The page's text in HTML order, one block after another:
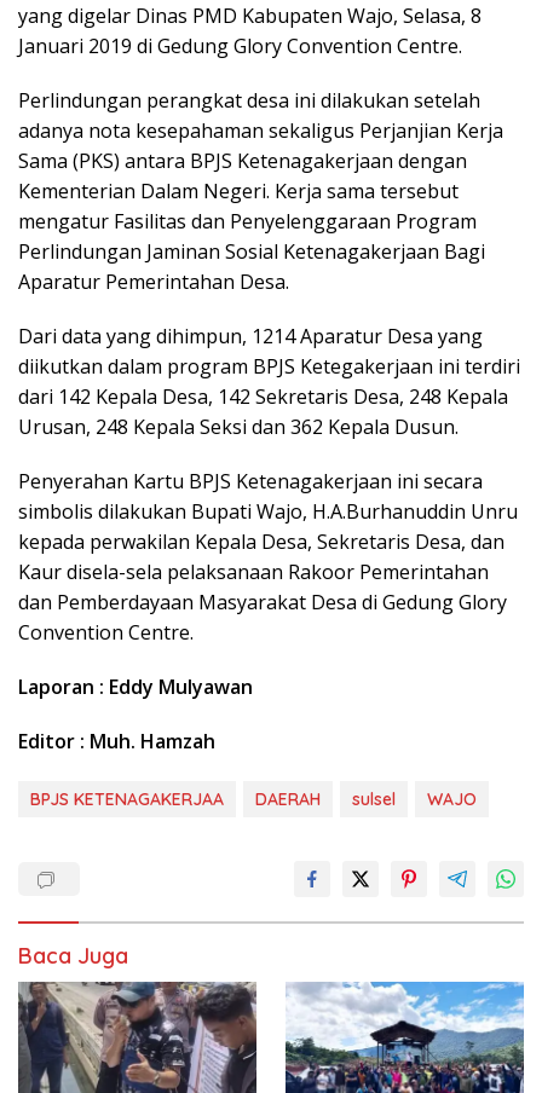
yang digelar Dinas PMD Kabupaten Wajo, Selasa, 8
Januari 2019 di Gedung Glory Convention Centre.
Perlindungan perangkat desa ini dilakukan setelah
adanya nota kesepahaman sekaligus Perjanjian Kerja
Sama (PKS) antara BPJS Ketenagakerjaan dengan
Kementerian Dalam Negeri. Kerja sama tersebut
mengatur Fasilitas dan Penyelenggaraan Program
Perlindungan Jaminan Sosial Ketenagakerjaan Bagi
Aparatur Pemerintahan Desa.
Dari data yang dihimpun, 1214 Aparatur Desa yang
diikutkan dalam program BPJS Ketegakerjaan ini terdiri
dari 142 Kepala Desa, 142 Sekretaris Desa, 248 Kepala
Urusan, 248 Kepala Seksi dan 362 Kepala Dusun.
Penyerahan Kartu BPJS Ketenagakerjaan ini secara
simbolis dilakukan Bupati Wajo, H.A.Burhanuddin Unru
kepada perwakilan Kepala Desa, Sekretaris Desa, dan
Kaur disela-sela pelaksanaan Rakoor Pemerintahan
dan Pemberdayaan Masyarakat Desa di Gedung Glory
Convention Centre.
Laporan : Eddy Mulyawan
Editor : Muh. Hamzah
BPJS KETENAGAKERJAA DAERAH sulsel WAJO
Baca Juga